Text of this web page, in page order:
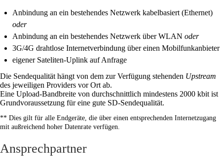
Anbindung an ein bestehendes Netzwerk kabelbasiert (Ethernet)
oder
Anbindung an ein bestehendes Netzwerk über WLAN oder
3G/4G drahtlose Internetverbindung über einen Mobilfunkanbieter
eigener Sateliten-Uplink auf Anfrage
Die Sendequalität hängt von dem zur Verfügung stehenden Upstream
des jeweiligen Providers vor Ort ab.
Eine Upload-Bandbreite von durchschnittlich mindestens 2000 kbit ist
Grundvoraussetzung für eine gute SD-Sendequalität.
** Dies gilt für alle Endgeräte, die über einen entsprechenden Internetzugang
mit außreichend hoher Datenrate verfügen.
Ansprechpartner